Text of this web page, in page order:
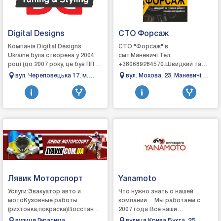
Digital Designs
Компанія Digital Designs
Ukraine була створена у 2004
році (до 2007 року, це був ПП –
роздрібна торгівля
аксесуарами для тюнінг...
вул. Череповецька 17, м.
Чернівці
СТО Форсаж
СТО "Форсаж" в
смт.Маневичі.Тел.
+380689284570.Швидкий та
якісний ремонт вашого
автомобіля:- ходова частина;-
рульове обладнання;...
вул. Мохова, 23, Маневичі,
Волинська область
Лявик Моторспорт
Услуги:Эвакуатор авто и
мотоКузовные работы
(рихтовка,покраска)Восстановление
после ДТП с документами для
Yanamoto
Что нужно знать о нашей
компании… Мы работаем с
2007 года Все наши
сотрудники ездят на